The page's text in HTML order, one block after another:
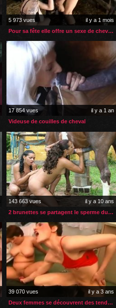
5 973 vues
il y a 1 mois
Pour sa fête elle offre un sexe de cheval à sa belle-mère
17 854 vues
il y a 1 an
Videuse de couilles de cheval
143 663 vues
il y a 10 ans
2 brunettes se partagent le sperme du cheval
39 070 vues
il y a 3 ans
Deux femmes se découvrent des tendances lesbiennes et zoophiles